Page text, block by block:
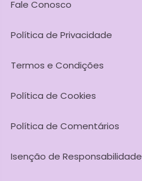
Fale Conosco
Política de Privacidade
Termos e Condições
Política de Cookies
Política de Comentários
Isenção de Responsabilidade